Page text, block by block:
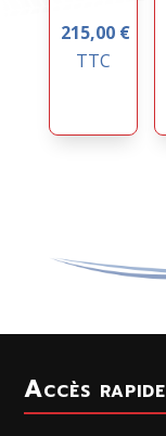
215,00 €
TTC
Accès rapide